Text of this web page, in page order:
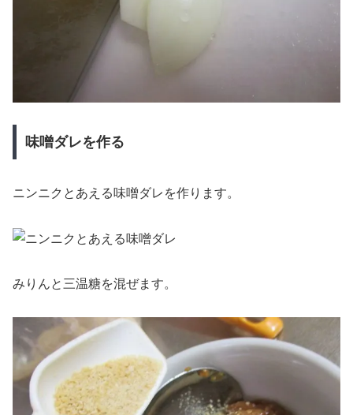
味噌ダレを作る
ニンニクとあえる味噌ダレを作ります。
みりんと三温糖を混ぜます。